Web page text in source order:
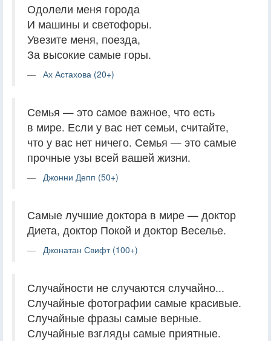
Одолели меня города
И машины и светофоры.
Увезите меня, поезда,
За высокие самые горы.
Ах Астахова (20+)
Семья — это самое важное, что есть
в мире. Если у вас нет семьи, считайте,
что у вас нет ничего. Семья — это самые
прочные узы всей вашей жизни.
Джонни Депп (50+)
Самые лучшие доктора в мире — доктор
Диета, доктор Покой и доктор Веселье.
Джонатан Свифт (100+)
Случайности не случаются случайно...
Случайные фотографии самые красивые.
Случайные фразы самые верные.
Случайные взгляды самые приятные.